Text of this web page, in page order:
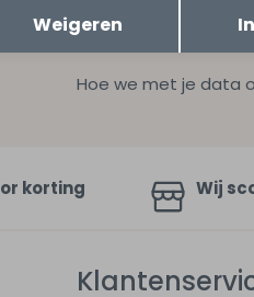
Hoe we met je data
korting Wij
Weigeren